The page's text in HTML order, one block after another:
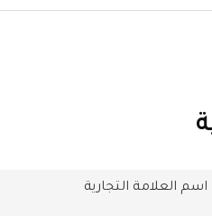
اسم العلامة التجارية